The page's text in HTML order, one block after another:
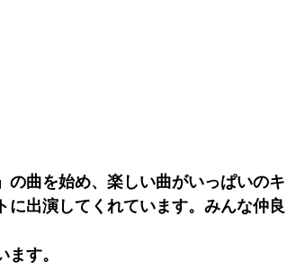
の曲を始め、楽しい曲がいっぱいの
に出演してくれています。みんな仲
す。